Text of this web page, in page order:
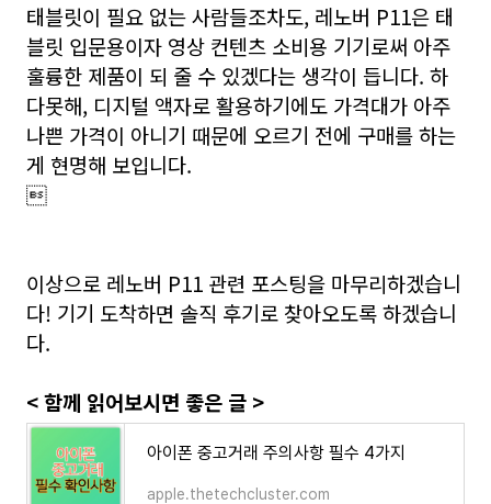
태블릿이 필요 없는 사람들조차도, 레노버 P11은 태
블릿 입문용이자 영상 컨텐츠 소비용 기기로써 아주
훌륭한 제품이 되 줄 수 있겠다는 생각이 듭니다. 하
다못해, 디지털 액자로 활용하기에도 가격대가 아주
나쁜 가격이 아니기 때문에 오르기 전에 구매를 하는
게 현명해 보입니다.

이상으로 레노버 P11 관련 포스팅을 마무리하겠습니
다! 기기 도착하면 솔직 후기로 찾아오도록 하겠습니
다.
< 함께 읽어보시면 좋은 글 >
아이폰 중고거래 주의사항 필수 4가지
apple.thetechcluster.com